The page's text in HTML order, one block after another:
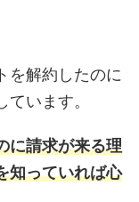
を解約したのに
います。
に請求が来る理
知っていれば心